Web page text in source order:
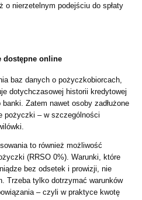
o nierzetelnym podejściu do spłaty
dostępne online
baz danych o pożyczkobiorcach,
dotychczasowej historii kredytowej
Zatem nawet osoby zadłużone
pożyczki – w szczególności
to również możliwość
(RRSO 0%). Warunki, które
bez odsetek i prowizji, nie
Trzeba tylko dotrzymać warunków
– czyli w praktyce kwotę